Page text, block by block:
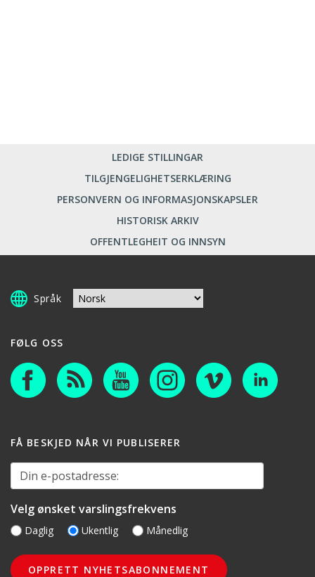
LEDIGE STILLINGAR
TILGJENGELIGHETSERKLÆRING
PERSONVERN OG INFORMASJONSKAPSLER
HISTORISK ARKIV
OFFENTLEGHEIT OG INNSYN
Språk
FØLG OSS
FÅ BESKJED NÅR VI PUBLISERER
Din e-postadresse:
Velg ønsket varslingsfrekvens
Daglig Ukentlig Månedlig